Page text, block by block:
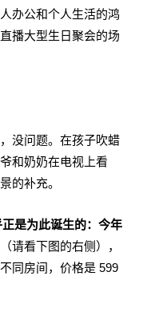
办公和个人生活的鸿
播大型生日聚会的场
没问题。在孩子吹蜡
和奶奶在电视上看
的补充。
是为此诞生的：今年
（请看下图的右侧），
同房间，价格是 599